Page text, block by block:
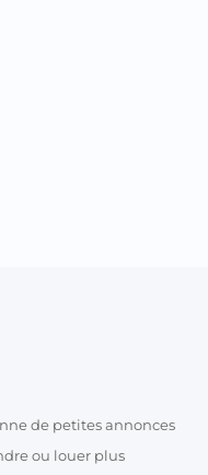
de petites annonces
ou louer plus